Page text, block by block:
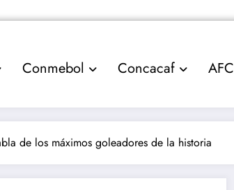
Conmebol Concacaf AFC
de los máximos goleadores de la historia